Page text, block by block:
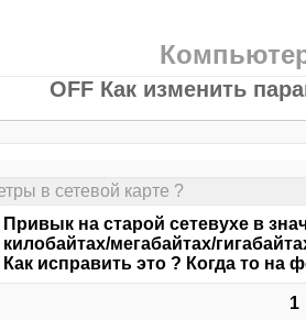
OFF Как изменить
в сетевой карте ?
Привык на старой сетевухе в
килобайтах/мегабайтах/
Как исправить это ? Когда то на
1